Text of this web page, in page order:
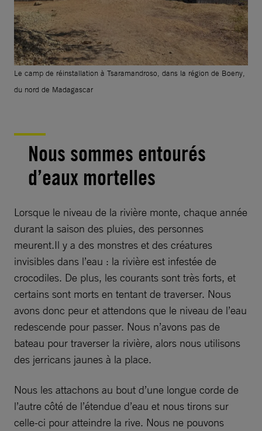
Le camp de réinstallation à Tsaramandroso, dans la région de Boeny,
du nord de Madagascar
Nous sommes entourés
d’eaux mortelles
Lorsque le niveau de la rivière monte, chaque année
durant la saison des pluies, des personnes
meurent.Il y a des monstres et des créatures
invisibles dans l’eau : la rivière est infestée de
crocodiles. De plus, les courants sont très forts, et
certains sont morts en tentant de traverser. Nous
avons donc peur et attendons que le niveau de l’eau
redescende pour passer. Nous n’avons pas de
bateau pour traverser la rivière, alors nous utilisons
des jerricans jaunes à la place.
Nous les attachons au bout d’une longue corde de
l’autre côté de l’étendue d’eau et nous tirons sur
celle-ci pour atteindre la rive. Nous ne pouvons